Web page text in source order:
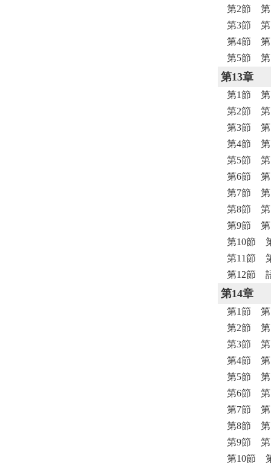
第2節 第
第3節 第
第4節 第
第5節 第
第13章
第1節 第
第2節 第
第3節 第
第4節 第
第5節 第
第6節 第
第7節 第
第8節 第
第9節 第
第10節
第11節
第12節
第14章
第1節 第
第2節 第
第3節 第
第4節 第
第5節 第
第6節 第
第7節 第
第8節 第
第9節 第
第10節